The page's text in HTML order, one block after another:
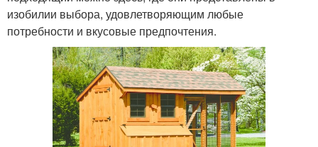
изобилии выбора, удовлетворяющим любые
потребности и вкусовые предпочтения.